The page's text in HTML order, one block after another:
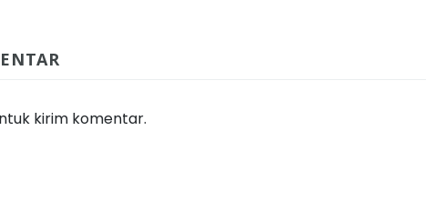
kirim komentar.
KRISTIANI SALATIGA